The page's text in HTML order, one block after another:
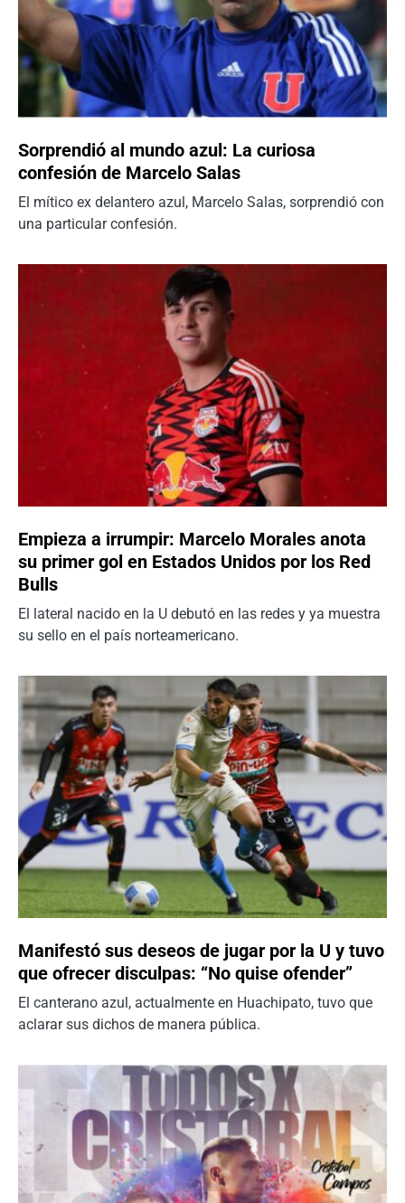
Sorprendió al mundo azul: La curiosa
confesión de Marcelo Salas
El mítico ex delantero azul, Marcelo Salas, sorprendió con
una particular confesión.
Empieza a irrumpir: Marcelo Morales anota
su primer gol en Estados Unidos por los Red
Bulls
El lateral nacido en la U debutó en las redes y ya muestra
su sello en el país norteamericano.
Manifestó sus deseos de jugar por la U y tuvo
que ofrecer disculpas: “No quise ofender”
El canterano azul, actualmente en Huachipato, tuvo que
aclarar sus dichos de manera pública.